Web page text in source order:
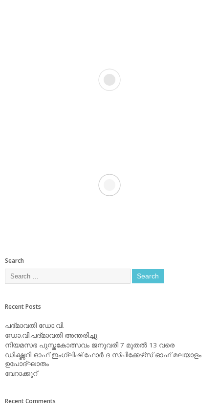
Search
Recent Posts
പദ്മാവതി ഡോ.വി.
ഡോ.വി.പദ്മാവതി അന്തരിച്ചു
നിയമസഭ പുസ്തകോത്സവം ജനുവരി 7 മുതല്‍ 13 വരെ
ഡിക്ഷ്ണറി ഓഫ് ഇംഗ്ലിഷ് ഫോര്‍ ദ സ്പീക്കേഴ്‌സ് ഓഫ് മലയാളം
ഉപോദ്ഘാതം
വേറാക്കൂറ്
Recent Comments